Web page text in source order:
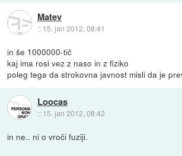
Matev
:: 15. jan 2012, 08:41
in še 1000000-tič
kaj ima rosi vez z naso in z fiziko
poleg tega da strokovna javnost misli da je
Loocas
:: 15. jan 2012, 08:42
in ne.. ni o vroči fuziji.